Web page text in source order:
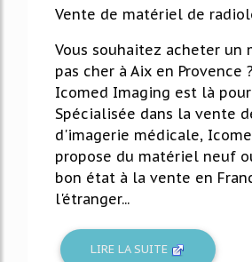
Vente de matériel de
Vous souhaitez acheter un
pas cher à Aix en Provence
Icomed Imaging est là
Spécialisée dans la vente
d'imagerie médicale,
propose du matériel neuf
bon état à la vente en
l'étranger...
LIRE LA SUITE